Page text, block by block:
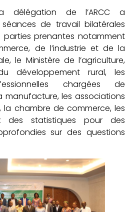
délégation de l’ARCC a
de travail bilatérales
prenantes notamment
de l’industrie et de la
le Ministère de l’agriculture,
développement rural, les
chargées de
manufacture, les associations
la chambre de commerce, les
des statistiques pour des
sur des questions